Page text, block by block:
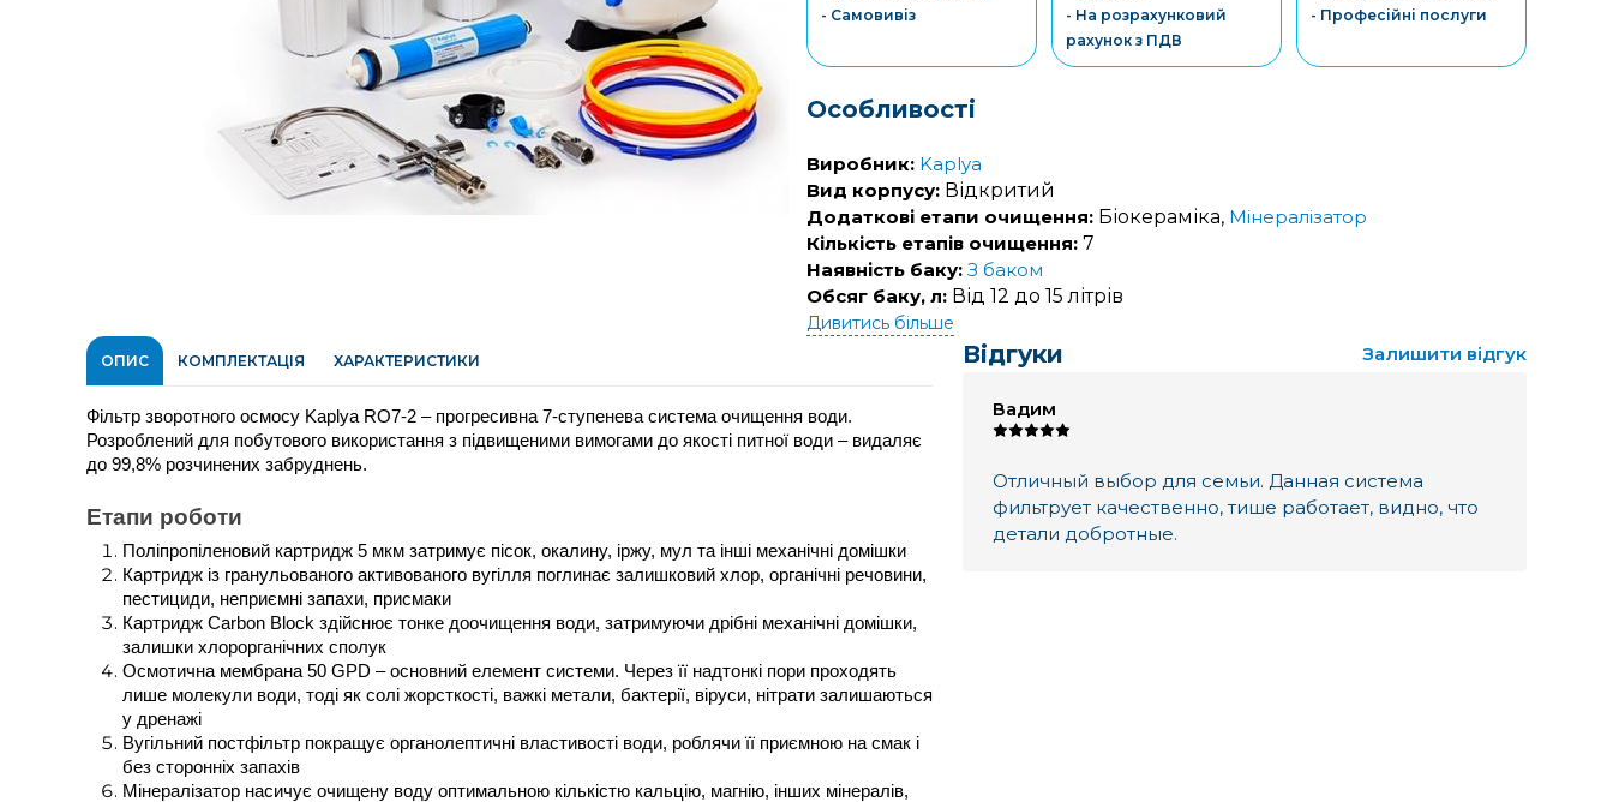
3-10 платежів, кредит 0.01%
3-10 платежів, кредит 0.01%
Sens-Банк
- Самовивіз
- На розрахунковий
рахунок з ПДВ
- Професійні послуги
Особливості
Виробник: Kaplya
Вид корпусу: Відкритий
Додаткові етапи очищення: Біокераміка, Мінералізатор
Кількість етапів очищення: 7
Наявність баку: З баком
Обсяг баку, л: Від 12 до 15 літрів
Дивитись більше
ОПИС КОМПЛЕКТАЦІЯ ХАРАКТЕРИСТИКИ
Фільтр зворотного осмосу Kaplya RO7-2 – прогресивна 7-ступенева система очищення води.
Розроблений для побутового використання з підвищеними вимогами до якості питної води – видаляє
до 99,8% розчинених забруднень.
Етапи роботи
Поліпропіленовий картридж 5 мкм затримує пісок, окалину, іржу, мул та інші механічні домішки
Картридж із гранульованого активованого вугілля поглинає залишковий хлор, органічні речовини,
пестициди, неприємні запахи, присмаки
Картридж Carbon Block здійснює тонке доочищення води, затримуючи дрібні механічні домішки,
залишки хлорорганічних сполук
Осмотична мембрана 50 GPD – основний елемент системи. Через її надтонкі пори проходять
лише молекули води, тоді як солі жорсткості, важкі метали, бактерії, віруси, нітрати залишаються
у дренажі
Вугільний постфільтр покращує органолептичні властивості води, роблячи її приємною на смак і
без сторонніх запахів
Мінералізатор насичує очищену воду оптимальною кількістю кальцію, магнію, інших мінералів,
Відгуки Залишити відгук
Вадим
Отличный выбор для семьи. Данная система
фильтрует качественно, тише работает, видно, что
детали добротные.